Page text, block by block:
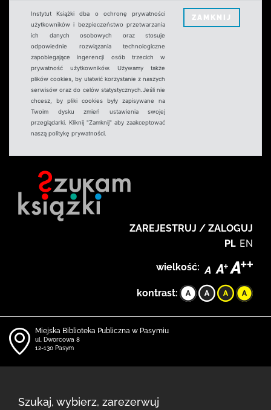
Instytut Książki dba o ochronę prywatności
użytkowników i bezpieczeństwo przetwarzania
ich danych osobowych oraz stosuje
odpowiednie rozwiązania technologiczne
zapobiegające ingerencji osób trzecich w
prywatność użytkowników. Używamy także
plików cookies, by ułatwić korzystanie z naszych
serwisów oraz do celów statystycznych.Jeśli nie
chcesz, by pliki cookies były zapisywane na
Twoim dysku zmień ustawienia swojej
przeglądarki. Kliknij "Zamknij" aby zaakceptować
naszą politykę prywatności.
ZAMKNIJ
ZAREJESTRUJ / ZALOGUJ
PL EN
wielkość:
kontrast:
Miejska Biblioteka Publiczna w Pasymiu
ul. Dworcowa 8
12-130 Pasym
Szukaj, wybierz, zarezerwuj